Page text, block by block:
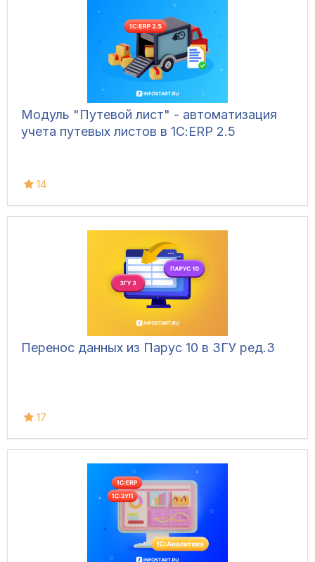
Модуль "Путевой лист" - автоматизация
учета путевых листов в 1С:ERP 2.5
14
Перенос данных из Парус 10 в ЗГУ ред.3
17